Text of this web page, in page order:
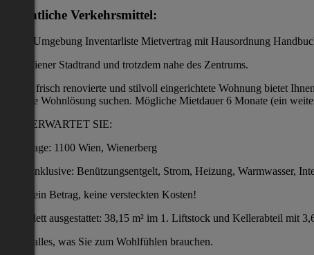
Öffentliche Verkehrsmittel:
in der Umgebung Inventarliste Mietvertrag mit Hausordnung
Am Wiener Stadtrand und trotzdem nahe des Zentrums.
Meine frisch renovierte und stilvoll eingerichtete Wohnung bietet
flexible Wohnlösung suchen. Mögliche Mietdauer 6 Monate (ein
DAS ERWARTET SIE:
Top-Lage: 1100 Wien, Wienerberg
Alles Inklusive: Benützungsentgelt, Strom, Heizung, Warmwasser,
ein Betrag, keine versteckten Kosten!
Komplett ausgestattet: 38,15 m² im 1. Liftstock und Kellerabteil mit
alles, was Sie zum Wohlfühlen brauchen.